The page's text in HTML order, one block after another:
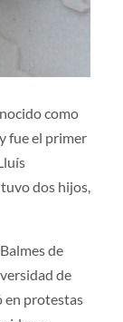
como
fue el primer
dos hijos,
de
de
en protestas